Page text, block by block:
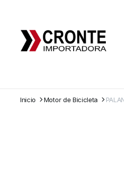
Inicio Motor de Bicicleta